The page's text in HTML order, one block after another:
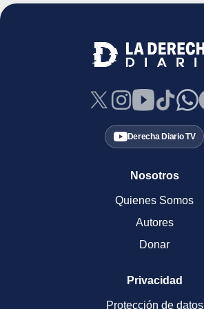
Derecha Diario TV
Nosotros
Quienes Somos
Autores
Donar
Privacidad
Protección de datos